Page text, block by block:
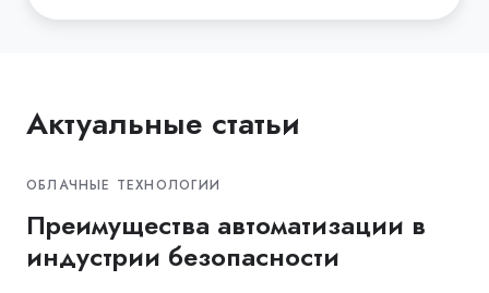
Актуальные статьи
ОБЛАЧНЫЕ ТЕХНОЛОГИИ
Преимущества автоматизации в
индустрии безопасности